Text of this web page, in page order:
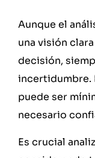
Aunque el
una visión
decisión,
incertidumbre.
puede ser
necesario
Es crucial